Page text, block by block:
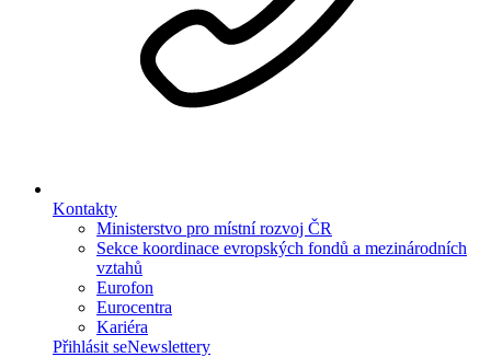
Kontakty
Ministerstvo pro místní rozvoj ČR
Sekce koordinace evropských fondů a mezinárodních
vztahů
Eurofon
Eurocentra
Kariéra
Přihlásit seNewslettery